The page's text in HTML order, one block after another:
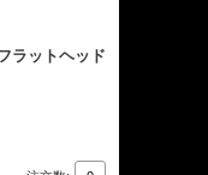
ラットヘッド